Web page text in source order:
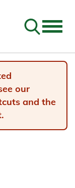
Go to
our
and the